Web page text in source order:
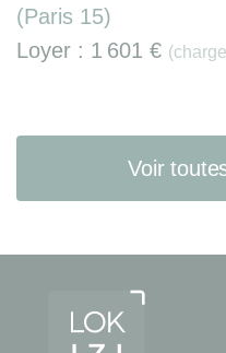
(Paris 15)
Loyer : 1 601 €
Voir